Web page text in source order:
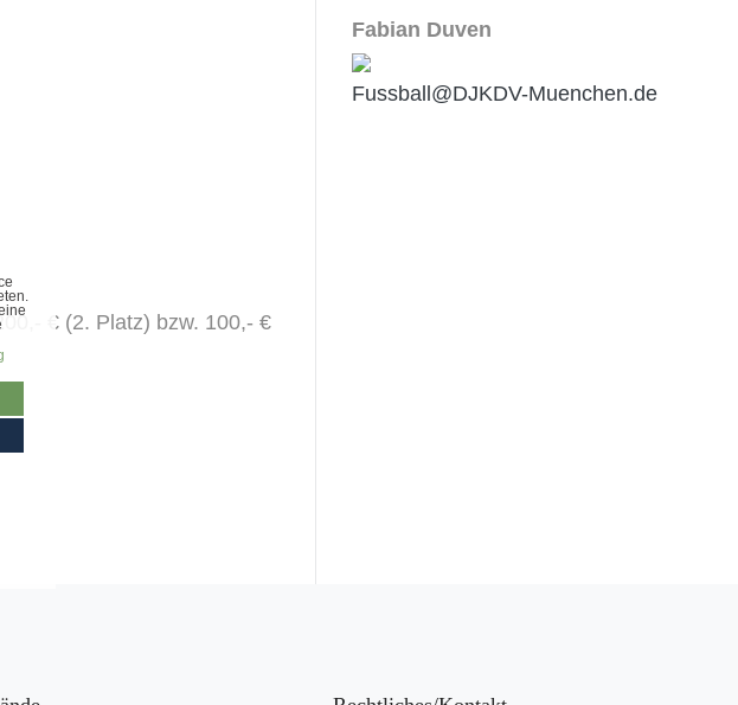
€ (2. Platz) bzw. 100,- €
Fabian Duven
Fussball@DJKDV-Muenchen.de